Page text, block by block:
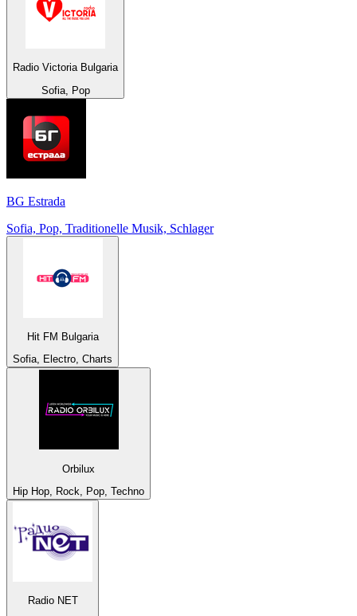
Radio Victoria Bulgaria
Sofia, Pop
BG Estrada
Sofia, Pop, Traditionelle Musik, Schlager
Hit FM Bulgaria
Sofia, Electro, Charts
Orbilux
Hip Hop, Rock, Pop, Techno
Radio NET